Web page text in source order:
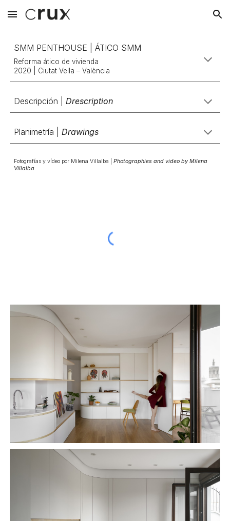
Skip to main content Skip to navigation
SMM PENTHOUSE | ÁTICO SMM
Reforma ático de vivienda
2020 | Ciutat Vella – València
Descripción |Drescription
Planimetría |Drawings
Fotografías y vídeo por Milena Villalba |Photographies and video by Milena
Villalba